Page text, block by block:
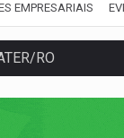
EMPRESARIAIS
RO
quinta-feira (6)
equipes